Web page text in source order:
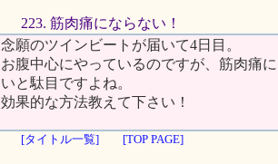
223. 筋肉痛にならない！
念願のツインビートが届いて4日目。
お腹中心にやっているのですが、筋肉痛
いと駄目ですよね。
効果的な方法教えて下さい！
[タイトル一覧] [TOP PAGE]